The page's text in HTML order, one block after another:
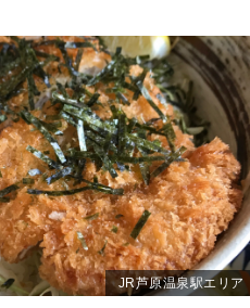
JR芦原温泉駅エリア